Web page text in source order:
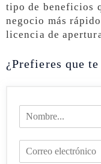
tipo de beneficios
negocio más
licencia de
¿Prefieres que